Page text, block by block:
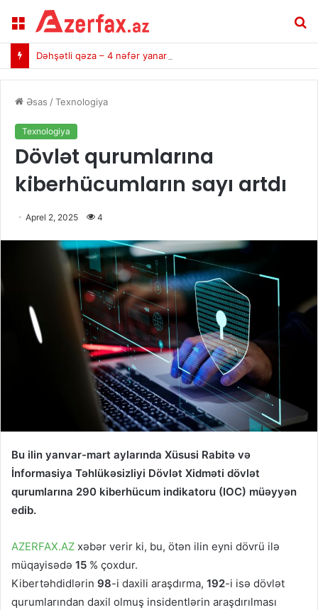
Menu
Dəhşətli qəza – 4 nəfər yanaraq öldü (VİDEO)
Əsas /Texnologiya
Texnologiya
Dövlət qurumlarına
kiberhücumların sayı artdı
Aprel 2, 2025 4
Bu ilin yanvar-mart aylarında Xüsusi Rabitə və
İnformasiya Təhlükəsizliyi Dövlət Xidməti dövlət
qurumlarına 290 kiberhücum indikatoru (IOC) müəyyən
edib.
AZERFAX.AZ xəbər verir ki, bu, ötən ilin eyni dövrü ilə
müqayisədə 15 % çoxdur.
Kibertəhdidlərin 98-i daxili araşdırma, 192-i isə dövlət
qurumlarından daxil olmuş insidentlərin araşdırılması